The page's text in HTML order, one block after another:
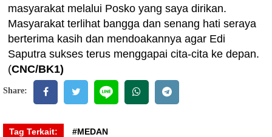
masyarakat melalui Posko yang saya dirikan.
Masyarakat terlihat bangga dan senang hati seraya
berterima kasih dan mendoakannya agar Edi
Saputra sukses terus menggapai cita-cita ke depan.
(CNC/BK1)
Share:
Tag Terkait: #MEDAN